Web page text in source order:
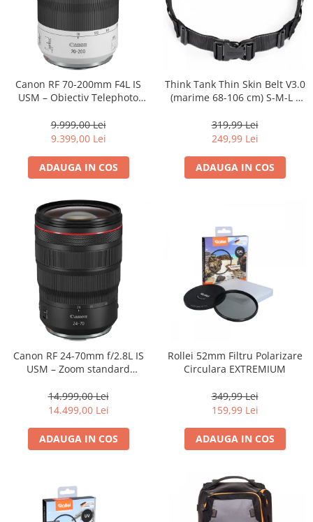
Canon RF 70-200mm F4L IS
USM – Obiectiv Telephoto
9.999,00 Lei
9.399,00 Lei
ADAUGA IN COS
Think Tank Thin Skin Belt V3.0
(marime 68-106 cm) S-M-L -
319,99 Lei
249,99 Lei
ADAUGA IN COS
Canon RF 24-70mm f/2.8L IS
USM – Zoom standard
14.999,00 Lei
14.499,00 Lei
ADAUGA IN COS
Rollei 52mm Filtru Polarizare
Circulara EXTREMIUM
349,99 Lei
159,99 Lei
ADAUGA IN COS